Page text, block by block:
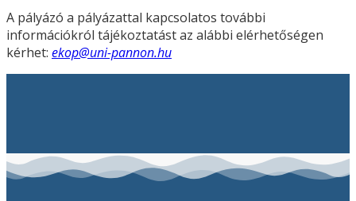
A pályázó a pályázattal kapcsolatos további
információkról tájékoztatást az alábbi elérhetőségen
kérhet: ekop@uni-pannon.hu